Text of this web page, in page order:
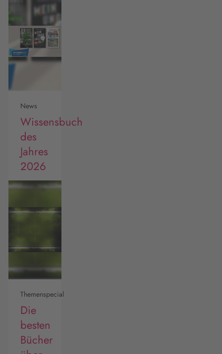
News
Wissensbuch
des
Jahres
2026
Themenspecial
Die
besten
Bücher